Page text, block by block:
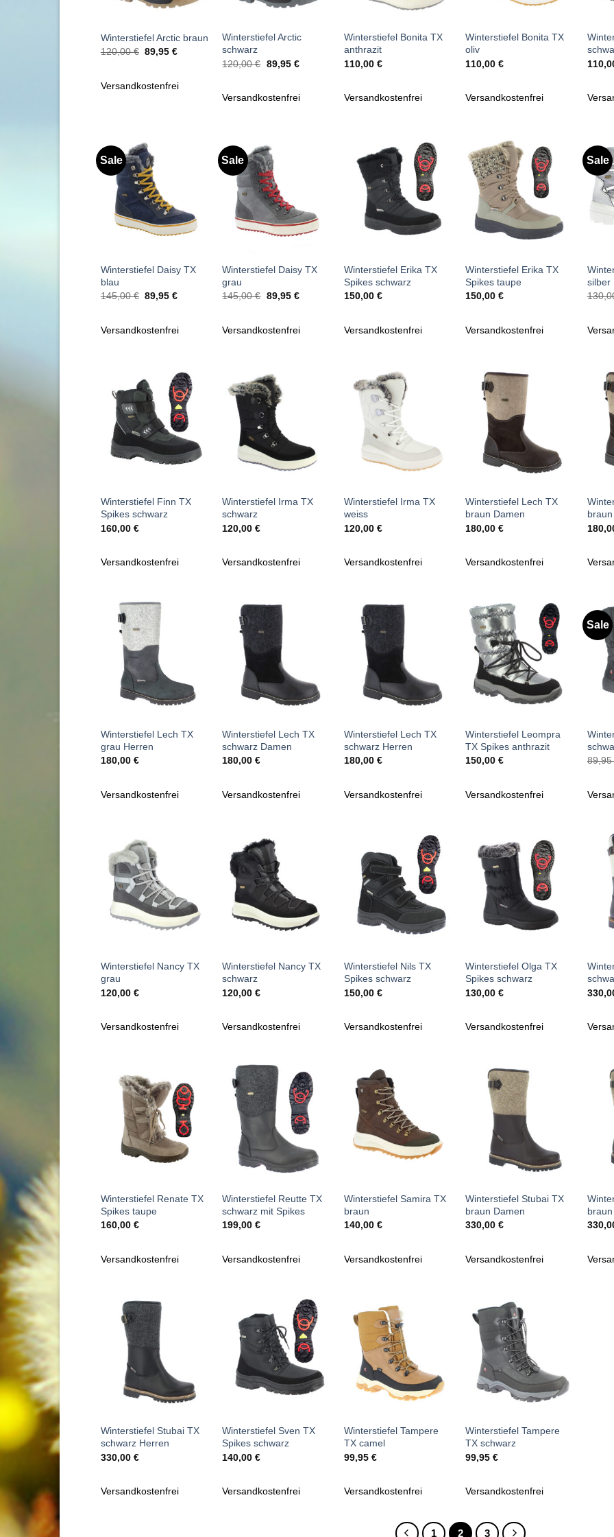
Winterstiefel Arctic braun
120,00€ Ursprünglicher
89,95€Aktueller
Versandkostenfrei
Winterstiefel Arctic
schwarz
120,00€ Ursprünglicher
120,00 €
89,95 €Aktueller
89,95 €.
Versandkostenfrei
Winterstiefel Bonita TX
anthrazit
110,00 €
Versandkostenfrei
Winterstiefel Bonita TX
oliv
110,00€
Versandkostenfrei
Sale
Wunschliste
hinzufügen
Winterstiefel Daisy TX
blau
145,00€ Ursprünglicher
89,95€Aktueller
Versandkostenfrei
Sale
hinzufügen
Winterstiefel Daisy TX
grau
145,00€ Ursprünglicher
89,95 €Aktueller
Versandkostenfrei
Zu
Wunschliste
hinzufügen
Winterstiefel Erika TX
Spikes schwarz
150,00 €
Versandkostenfrei
Zu
Wunschliste
hinzufügen
Winterstiefel Erika TX
Spikes taupe
150,00€
Versandkostenfrei
Sale
silber
Zu
Wunschliste
hinzufügen
Winterstiefel Finn TX
Spikes schwarz
160,00 €
Versandkostenfrei
Wunschliste
Winterstiefel Irma TX
schwarz
120,00€
Versandkostenfrei
Wunschliste
Winterstiefel Irma TX
weiss
120,00 €
Versandkostenfrei
Wunschliste
hinzufügen
Winterstiefel Lech TX
braun Damen
180,00€
Versandkostenfrei
Wunschliste
hinzufügen
Winterstiefel Lech TX
grau Herren
180,00 €
Versandkostenfrei
Wunschliste
hinzufügen
Winterstiefel Lech TX
schwarz Damen
180,00€
Versandkostenfrei
Wunschliste
hinzufügen
Winterstiefel Lech TX
schwarz Herren
180,00 €
Versandkostenfrei
Zu
Wunschliste
hinzufügen
Winterstiefel Leompra
TX Spikes anthrazit
150,00€
Versandkostenfrei
Sale
89,95
Wunschliste
hinzufügen
Winterstiefel Nancy TX
grau
120,00 €
Versandkostenfrei
Wunschliste
hinzufügen
Winterstiefel Nancy TX
schwarz
120,00€
Versandkostenfrei
Zu
Wunschliste
hinzufügen
Winterstiefel Nils TX
Spikes schwarz
150,00 €
Versandkostenfrei
Zu
Wunschliste
hinzufügen
Winterstiefel Olga TX
Spikes schwarz
130,00€
Versandkostenfrei
Zu
Wunschliste
hinzufügen
Winterstiefel Renate TX
Spikes taupe
160,00 €
Versandkostenfrei
Zu
Wunschliste
hinzufügen
Winterstiefel Reutte TX
schwarz mit Spikes
199,00€
Versandkostenfrei
Wunschliste
hinzufügen
Winterstiefel Samira TX
braun
140,00 €
Versandkostenfrei
Wunschliste
hinzufügen
Winterstiefel Stubai TX
braun Damen
330,00€
Versandkostenfrei
Wunschliste
hinzufügen
Winterstiefel Stubai TX
schwarz Herren
330,00 €
Versandkostenfrei
Zu
Wunschliste
hinzufügen
Winterstiefel Sven TX
Spikes schwarz
140,00€
Versandkostenfrei
Wunschliste
hinzufügen
Winterstiefel Tampere
TX camel
99,95 €
Versandkostenfrei
Wunschliste
hinzufügen
Winterstiefel Tampere
TX schwarz
99,95€
Versandkostenfrei
1 2 3